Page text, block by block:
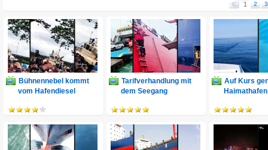
1 2 3
Bühnennebel kommt
vom Hafendiesel
Tarifverhandlung mit
dem Seegang
Auf Kurs
Haimathafen